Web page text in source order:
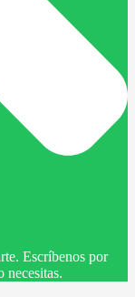
Escríbenos por
necesitas.